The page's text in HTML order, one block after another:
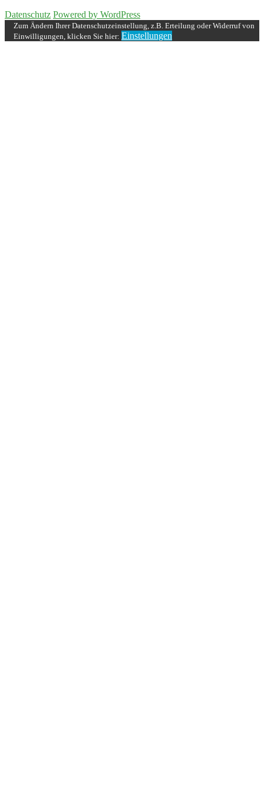
Datenschutz Powered by WordPress
Zum Ändern Ihrer Datenschutzeinstellung, z.B. Erteilung oder Widerruf von
Einwilligungen, klicken Sie hier: Einstellungen